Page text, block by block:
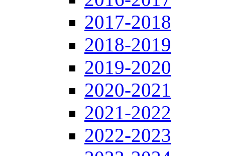
2017-2018
2018-2019
2019-2020
2020-2021
2021-2022
2022-2023